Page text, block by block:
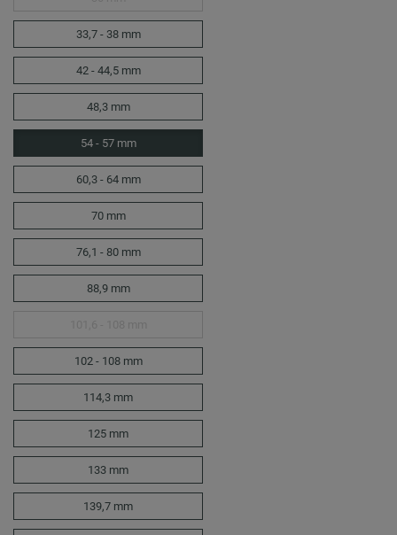
33,7 - 38 mm
42 - 44,5 mm
48,3 mm
54 - 57 mm
60,3 - 64 mm
70 mm
76,1 - 80 mm
88,9 mm
102 - 108 mm
114,3 mm
125 mm
133 mm
139,7 mm